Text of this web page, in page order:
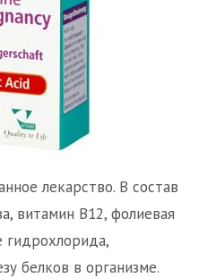
лекарство. В состав
витамин B12, фолиевая
гидрохлорида,
белков в организме.